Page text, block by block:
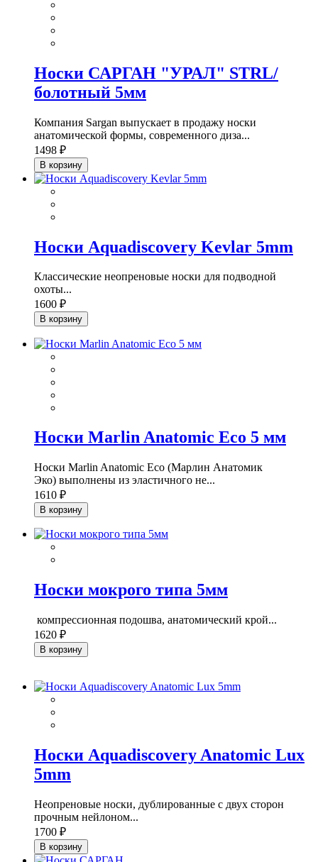
Носки САРГАН "УРАЛ" STRL/
болотный 5мм
Компания Sargan выпускает в продажу носки
анатомической формы, современного диза...
1498 ₽
В корзину
Носки Aquadiscovery Kevlar 5mm
Классические неопреновые носки для подводной
охоты...
1600 ₽
В корзину
Носки Marlin Anatomic Eco 5 мм
Носки Marlin Anatomic Eco (Марлин Анатомик
Эко) выполнены из эластичного не...
1610 ₽
В корзину
Носки мокрого типа 5мм
компрессионная подошва, анатомический крой...
1620 ₽
В корзину
Носки Aquadiscovery Anatomic Lux
5mm
Неопреновые носки, дублированные с двух сторон
прочным нейлоном...
1700 ₽
В корзину